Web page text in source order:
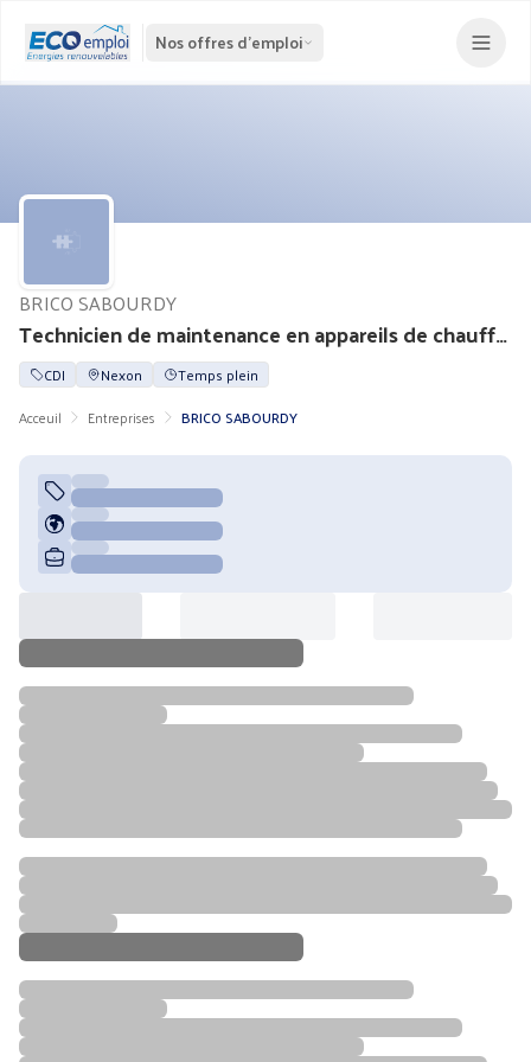
Nos offres d'emploi
Technicien de maintenance en appareils de chauffage (H/F)
BRICO SABOURDY
CDI Nexon
Temps plein
Acceuil
Entreprises BRICO SABOURDY